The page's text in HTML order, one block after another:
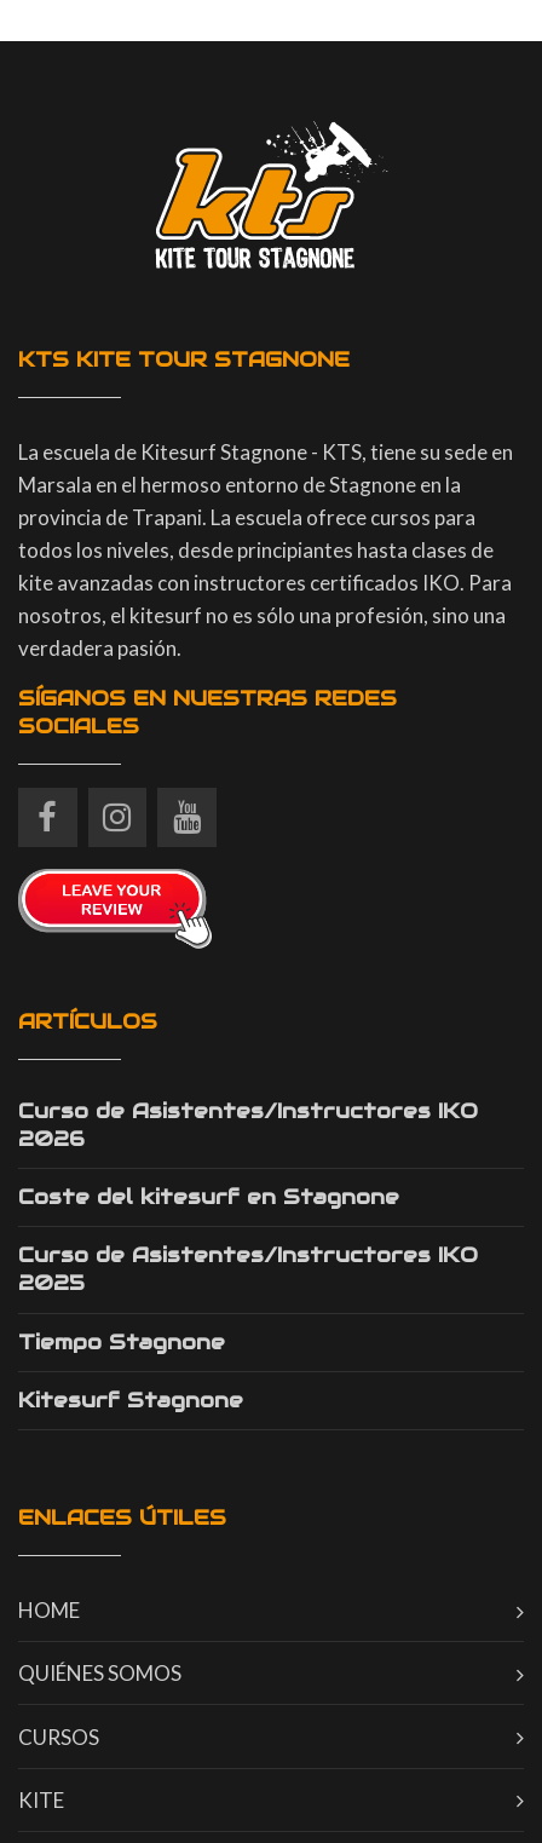
KTS KITE TOUR STAGNONE
La escuela de Kitesurf Stagnone - KTS, tiene su sede en
Marsala en el hermoso entorno de Stagnone en la
provincia de Trapani. La escuela ofrece cursos para
todos los niveles, desde principiantes hasta clases de
kite avanzadas con instructores certificados IKO. Para
nosotros, el kitesurf no es sólo una profesión, sino una
verdadera pasión.
SÍGANOS EN NUESTRAS REDES
SOCIALES
ARTÍCULOS
Curso de Asistentes/Instructores IKO
2026
Coste del kitesurf en Stagnone
Curso de Asistentes/Instructores IKO
2025
Tiempo Stagnone
Kitesurf Stagnone
ENLACES ÚTILES
HOME
QUIÉNES SOMOS
CURSOS
KITE